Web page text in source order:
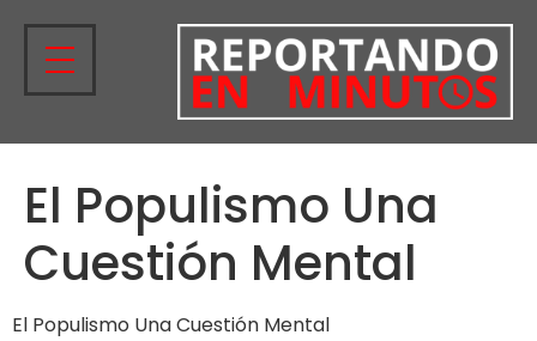
El Populismo Una
Cuestión Mental
El Populismo Una Cuestión Mental